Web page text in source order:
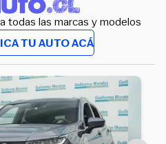
todas las marcas y modelos
TU AUTO ACÁ